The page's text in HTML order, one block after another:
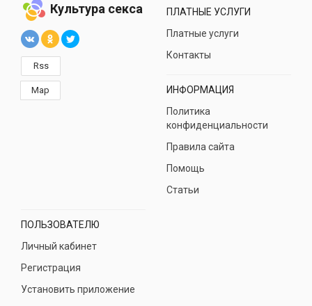
Культура секса
Rss
Map
ПЛАТНЫЕ УСЛУГИ
Платные услуги
Контакты
ИНФОРМАЦИЯ
Политика
конфиденциальности
Правила сайта
Помощь
Статьи
ПОЛЬЗОВАТЕЛЮ
Личный кабинет
Регистрация
Установить приложение